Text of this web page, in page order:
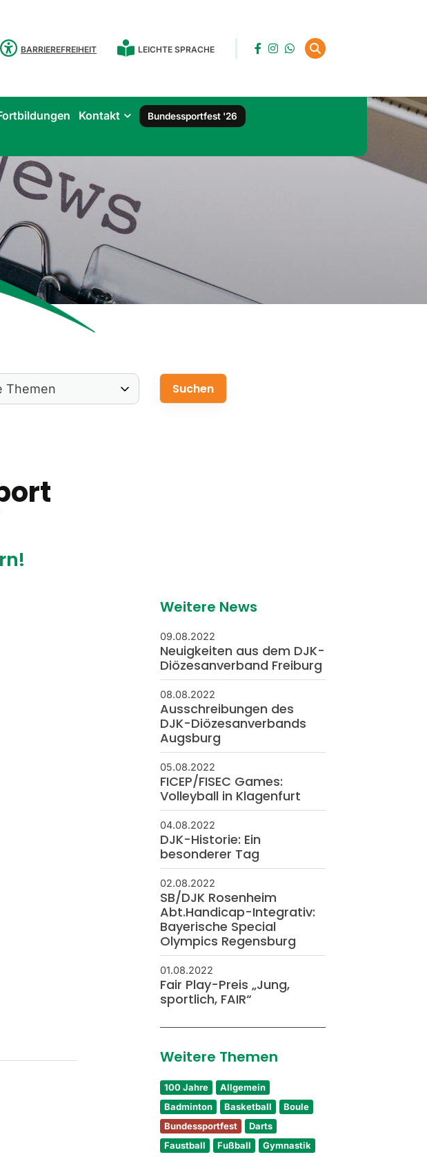
BARRIEREFREIHEIT LEICHTE SPRACHE
Kontakt Bundessportfest '26
Weitere News
09.08.2022
Neuigkeiten aus dem DJK-
Diözesanverband Freiburg
08.08.2022
Ausschreibungen des
DJK-Diözesanverbands
Augsburg
05.08.2022
FICEP/FISEC Games:
Volleyball in Klagenfurt
04.08.2022
DJK-Historie: Ein
besonderer Tag
02.08.2022
SB/DJK Rosenheim
Abt.Handicap-Integrativ:
Bayerische Special
Olympics Regensburg
01.08.2022
Fair Play-Preis „Jung,
sportlich, FAIR“
Weitere Themen
100 Jahre
Allgemein
Badminton
Basketball
Boule
Bundessportfest
Darts
Faustball
Fußball
Gymnastik